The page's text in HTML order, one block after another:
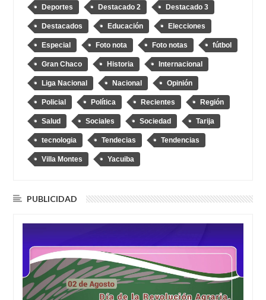
Deportes Destacado 2 Destacado 3
Destacados Educación Elecciones
Especial Foto nota Foto notas fútbol
Gran Chaco Historia Internacional
Liga Nacional Nacional Opinión
Policial Política Recientes Región
Salud Sociales Sociedad Tarija
tecnologia Tendecias Tendencias
Villa Montes Yacuiba
PUBLICIDAD